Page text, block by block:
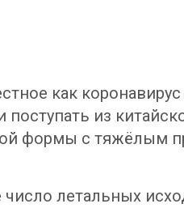
как коронавирус
из
формы с тяжёлым
летальных